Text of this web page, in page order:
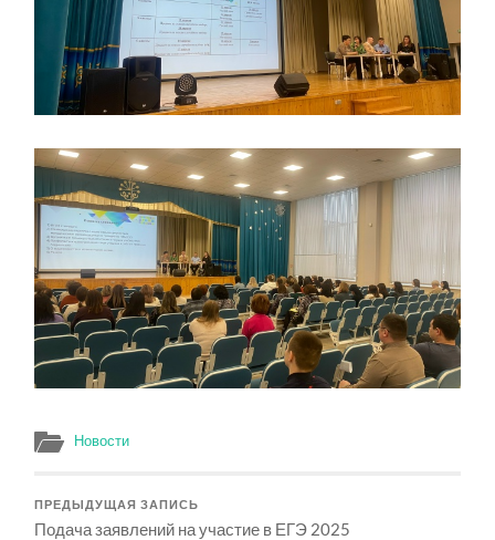
Новости
ПРЕДЫДУЩАЯ ЗАПИСЬ
Подача заявлений на участие в ЕГЭ 2025